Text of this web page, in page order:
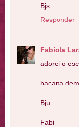
Bjs
Responder
Fabíola
adorei o
bacana
Bju
Fabi